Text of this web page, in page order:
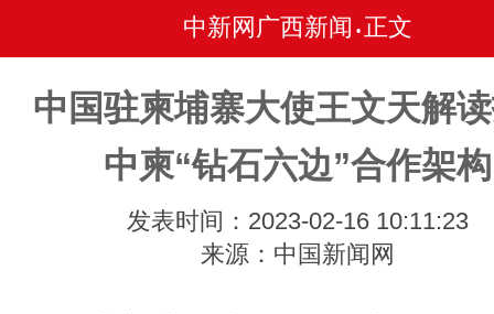
中新网广西新闻 • 正文
中国驻柬埔寨大使王文天解
中柬“钻石六边”合作架构
发表时间：2023-02-16 10:11:23
来源：中国新闻网